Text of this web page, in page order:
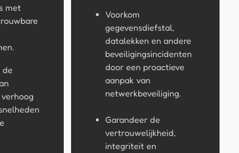
met
de
Voorkom
gegevensdiefstal,
datalekken en andere
beveiligingsincidenten
door een proactieve
aanpak van
netwerkbeveiliging.
Garandeer de
vertrouwelijkheid,
integriteit en